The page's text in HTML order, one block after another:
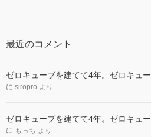
最近のコメント
ゼロキューブを建てて4年。ゼロキュ
に siropro より
ゼロキューブを建てて4年。ゼロキュ
に もっち より